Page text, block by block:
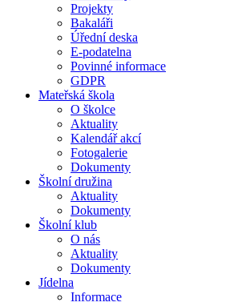
Projekty
Bakaláři
Úřední deska
E-podatelna
Povinné informace
GDPR
Mateřská škola
O školce
Aktuality
Kalendář akcí
Fotogalerie
Dokumenty
Školní družina
Aktuality
Dokumenty
Školní klub
O nás
Aktuality
Dokumenty
Jídelna
Informace